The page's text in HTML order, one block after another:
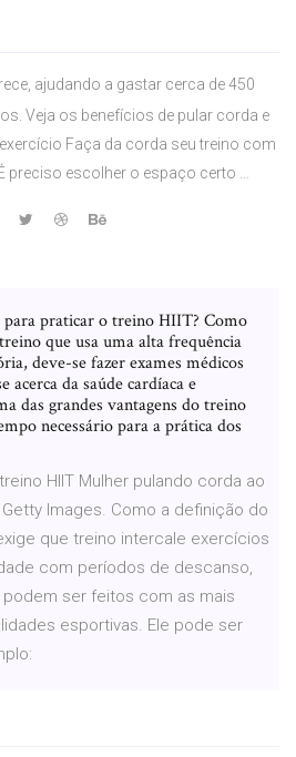
ajudando a gastar cerca de 450
Veja os benefícios de pular corda e
Faça da corda seu treino com
preciso escolher o espaço certo …
para praticar o treino HIIT? Como
que usa uma alta frequência
deve-se fazer exames médicos
acerca da saúde cardíaca e
das grandes vantagens do treino
necessário para a prática dos
HIIT Mulher pulando corda ao
Images. Como a definição do
que treino intercale exercícios
com períodos de descanso,
podem ser feitos com as mais
esportivas. Ele pode ser